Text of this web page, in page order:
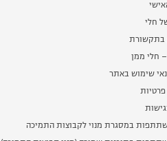
חלי
בתקשורת
חלי ממן
שימוש באתר
פרטיות
במסגרת מנוי לקבוצות התמיכה